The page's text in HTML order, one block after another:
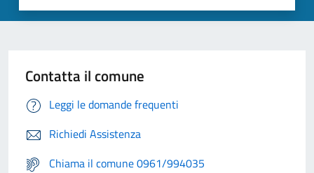
Contatta il comune
Leggi le domande frequenti
Richiedi Assistenza
Chiama il comune 0961/994035